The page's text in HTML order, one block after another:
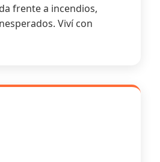
frente a incendios,
Viví con